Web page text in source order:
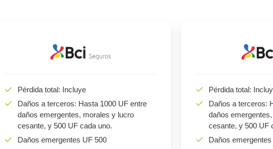
Pérdida total: Incluye
Daños a terceros: Hasta 1000 UF entre
daños emergentes, morales y lucro
cesante, y 500 UF cada uno.
Daños emergentes UF 500
Pérdida total:
Daños a terceros:
daños
cesante, y 500 UF
Daños